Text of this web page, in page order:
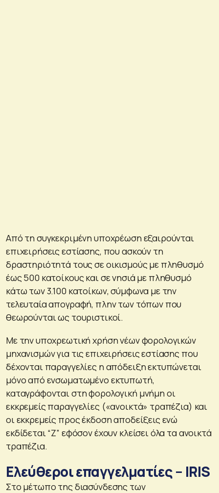
Από τη συγκεκριμένη υποχρέωση εξαιρούνται
επιχειρήσεις εστίασης, που ασκούν τη
δραστηριότητά τους σε οικισμούς με πληθυσμό
έως 500 κατοίκους και σε νησιά με πληθυσμό
κάτω των 3.100 κατοίκων, σύμφωνα με την
τελευταία απογραφή, πλην των τόπων που
θεωρούνται ως τουριστικοί.
Με την υποχρεωτική χρήση νέων φορολογικών
μηχανισμών για τις επιχειρήσεις εστίασης που
δέχονται παραγγελίες η απόδειξη εκτυπώνεται
μόνο από ενσωματωμένο εκτυπωτή,
καταγράφονται στη φορολογική μνήμη οι
εκκρεμείς παραγγελίες («ανοικτά» τραπέζια) και
οι εκκρεμείς προς έκδοση αποδείξεις ενώ
εκδίδεται “Z” εφόσον έχουν κλείσει όλα τα ανοικτά
τραπέζια.
Ελεύθεροι επαγγελματίες – IRIS
Στο μέτωπο της διασύνδεσης των